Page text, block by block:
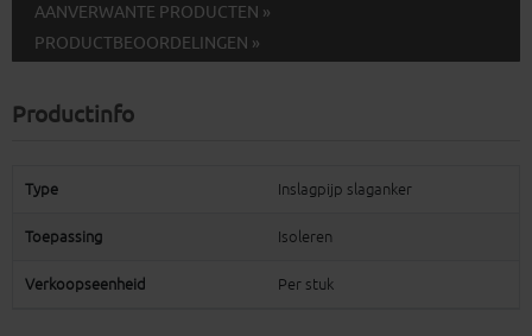
AANVERWANTE PRODUCTEN »
PRODUCTBEOORDELINGEN »
Productinfo
Type Inslagpijp slaganker
Toepassing Isoleren
Verkoopseenheid Per stuk